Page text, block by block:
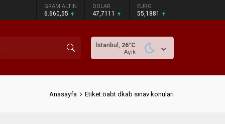
GRAM ALTIN
6.660,55
DOLAR
47,7111
EURO
55,1881
İstanbul, 26°C
Açık
Anasayfa Etiket:öabt dkab sınav konuları